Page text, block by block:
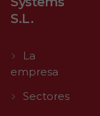
S.L.
La
empresa
Sectores